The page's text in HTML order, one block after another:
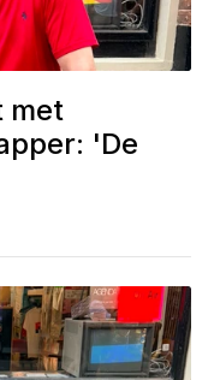
met
'De